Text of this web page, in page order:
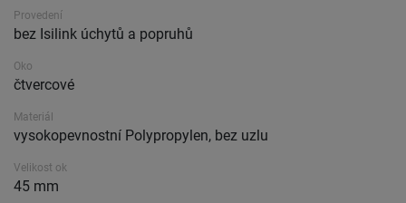
Provedení
bez Isilink úchytů a popruhů
Oko
čtvercové
Materiál
vysokopevnostní Polypropylen, bez uzlu
Velikost ok
45 mm